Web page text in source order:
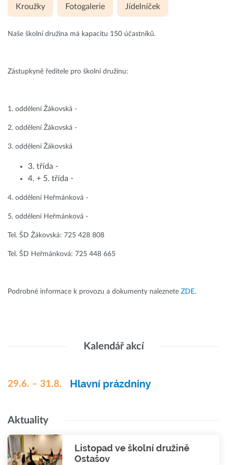
Kroužky Fotogalerie Jídelníček
Naše školní družina má kapacitu 150 účastníků.
Zástupkyně ředitele pro školní družinu:
1. oddělení Žákovská -
2. oddělení Žákovská -
3. oddělení Žákovská
3. třída -
4. + 5. třída -
4. oddělení Heřmánková -
5. oddělení Heřmánková -
Tel. ŠD Žákovská: 725 428 808
Tel. ŠD Heřmánková: 725 448 665
Podrobné informace k provozu a dokumenty naleznete ZDE.
Kalendář akcí
29.6. – 31.8. Hlavní prázdniny
Aktuality
Listopad ve školní družině
Ostašov